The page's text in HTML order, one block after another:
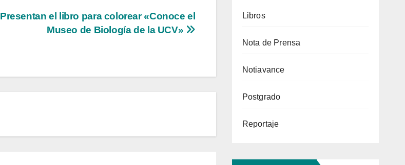
Presentan el libro para colorear «Conoce el
Museo de Biología de la UCV»
Libros
Nota de Prensa
Notiavance
Postgrado
Reportaje